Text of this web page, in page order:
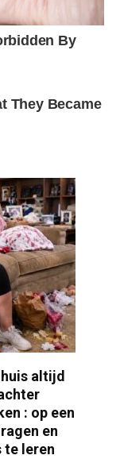
altijd
: op een
en
te leren